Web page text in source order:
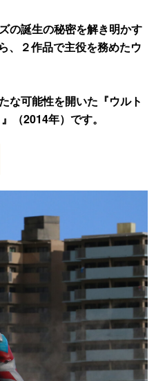
の誕生の秘密を解き明かす
、２作品で主役を務めたウ
な可能性を開いた『ウルト
（2014年）です。